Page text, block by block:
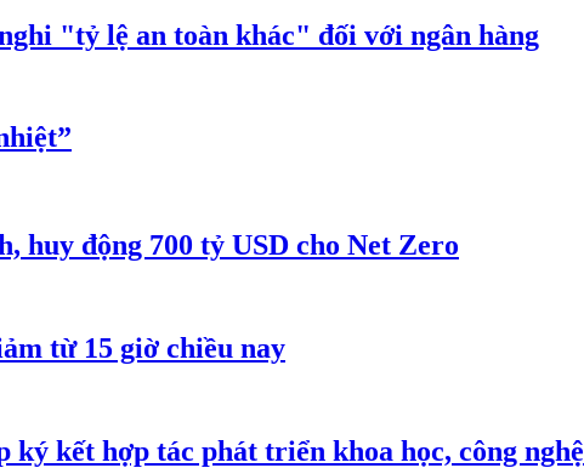
"tỷ lệ an toàn khác" đối với ngân hàng
huy động 700 tỷ USD cho Net Zero
từ 15 giờ chiều nay
ký kết hợp tác phát triển khoa học, công nghệ